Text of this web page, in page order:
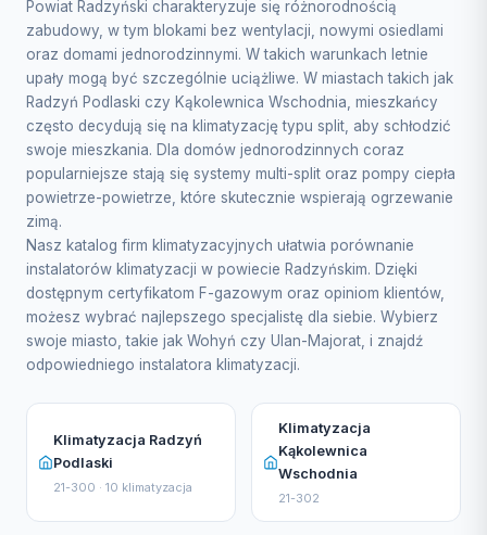
Powiat Radzyński charakteryzuje się różnorodnością
zabudowy, w tym blokami bez wentylacji, nowymi osiedlami
oraz domami jednorodzinnymi. W takich warunkach letnie
upały mogą być szczególnie uciążliwe. W miastach takich jak
Radzyń Podlaski czy Kąkolewnica Wschodnia, mieszkańcy
często decydują się na klimatyzację typu split, aby schłodzić
swoje mieszkania. Dla domów jednorodzinnych coraz
popularniejsze stają się systemy multi-split oraz pompy ciepła
powietrze-powietrze, które skutecznie wspierają ogrzewanie
zimą.
Nasz katalog firm klimatyzacyjnych ułatwia porównanie
instalatorów klimatyzacji w powiecie Radzyńskim. Dzięki
dostępnym certyfikatom F-gazowym oraz opiniom klientów,
możesz wybrać najlepszego specjalistę dla siebie. Wybierz
swoje miasto, takie jak Wohyń czy Ulan-Majorat, i znajdź
odpowiedniego instalatora klimatyzacji.
Klimatyzacja Radzyń
Podlaski
21-300 · 10 klimatyzacja
Klimatyzacja
Kąkolewnica
Wschodnia
21-302